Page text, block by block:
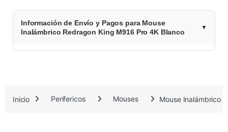
$
8
5
4
Información de Envío y Pagos para Mouse
Inalámbrico Redragon King M916 Pro 4K Blanco
Inicio Perifericos Mouses Mouse Inalámbrico